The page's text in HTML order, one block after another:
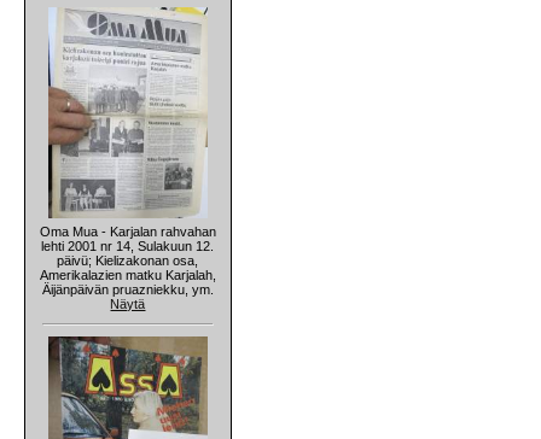
Oma Mua - Karjalan rahvahan
lehti 2001 nr 14, Sulakuun 12.
päivü; Kielizakonan osa,
Amerikalazien matku Karjalah,
Äijänpäivän pruazniekku, ym.
Näytä